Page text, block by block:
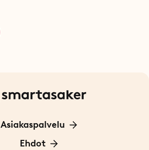
Asiakaspalvelu
Ota yhteyttä
Ehdot